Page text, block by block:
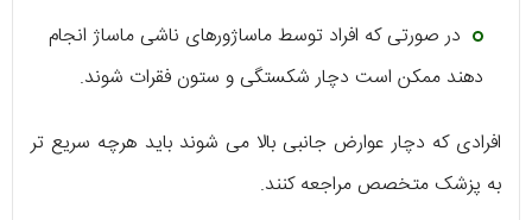
در صورتی که افراد توسط ماساژورهای ناشی ماساژ انجام
دهند ممکن است دچار شکستگی و ستون فقرات شوند.
افرادی که دچار عوارض جانبی بالا می شوند باید هرچه سریع تر
به پزشک متخصص مراجعه کنند.